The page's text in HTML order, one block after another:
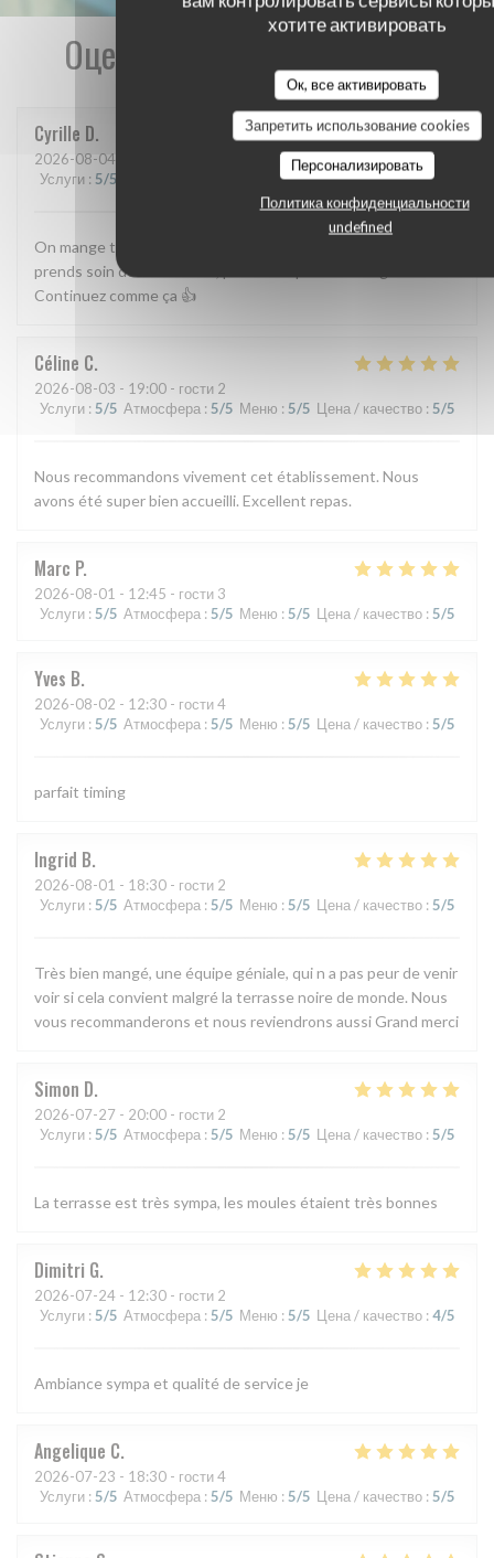
хотите активировать
Ок, все активировать
Запретить использование cookies
Персонализировать
Политика конфиденциальности
undefined
Оценки наших посетителей
Cyrille D
2026-08-04
Услуги : 5/5 :5/5 Цена / качество:4
On mange toujours bien o moules! Et le patron est réactif et
prends soin de ses clients , personnel prévenant également.
Continuez comme ça 👍
Céline C
2026-08-03 - 19:00 - гости 2
Услуги : 5/5 Атмосфера : 5/5 Меню : 5/5 Цена / качество : 5/5
Nous recommandons vivement cet établissement. Nous
avons été super bien accueilli. Excellent repas.
Marc P
2026-08-01 - 12:45 - гости 3
Услуги : 5/5 Атмосфера : 5/5 Меню : 5/5 Цена / качество : 5/5
Yves B
2026-08-02 - 12:30 - гости 4
Услуги : 5/5 Атмосфера : 5/5 Меню : 5/5 Цена / качество : 5/5
parfait timing
Ingrid B
2026-08-01 - 18:30 - гости 2
Услуги : 5/5 Атмосфера : 5/5 Меню : 5/5 Цена / качество : 5/5
Très bien mangé, une équipe géniale, qui n a pas peur de venir
voir si cela convient malgré la terrasse noire de monde. Nous
vous recommanderons et nous reviendrons aussi Grand merci
Simon D
2026-07-27 - 20:00 - гости 2
Услуги : 5/5 Атмосфера : 5/5 Меню : 5/5 Цена / качество : 5/5
La terrasse est très sympa, les moules étaient très bonnes
Dimitri G
2026-07-24 - 12:30 - гости 2
Услуги : 5/5 Атмосфера : 5/5 Меню : 5/5 Цена / качество : 4/5
Ambiance sympa et qualité de service je
Angelique C
2026-07-23 - 18:30 - гости 4
Услуги : 5/5 Атмосфера : 5/5 Меню : 5/5 Цена / качество : 5/5